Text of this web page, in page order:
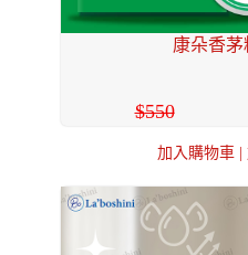
康朵香茅
550
加入購物車 |